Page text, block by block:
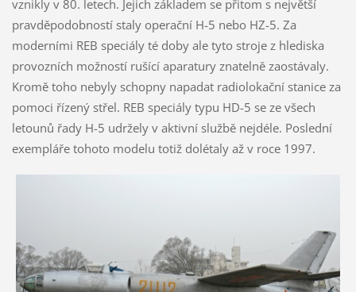
vznikly v 80. letech. Jejich základem se přitom s největší
pravděpodobností staly operační H-5 nebo HZ-5. Za
moderními REB speciály té doby ale tyto stroje z hlediska
provozních možností rušící aparatury znatelně zaostávaly.
Kromě toho nebyly schopny napadat radiolokační stanice za
pomoci řízený střel. REB speciály typu HD-5 se ze všech
letounů řady H-5 udržely v aktivní službě nejdéle. Poslední
exempláře tohoto modelu totiž dolétaly až v roce 1997.